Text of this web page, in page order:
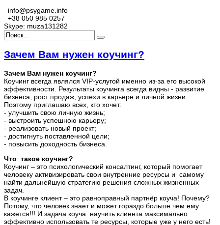
info@psygame.info
+38 050 985 0257
Skype: muza131282
Зачем Вам нужен коучинг?
Зачем Вам нужен коучинг?
Коучинг всегда являлся VIP-услугой именно из-за его высокой
эффективности. Результаты коучинга всегда видны - развитие
бизнеса, рост продаж, успехи в карьере и личной жизни.
Поэтому приглашаю всех, кто хочет:
- улучшить свою личную жизнь;
- выстроить успешною карьеру;
- реализовать новый проект;
- достигнуть поставленной цели;
- повысить доходность бизнеса.
Что такое коучинг?
Коучинг – это психологический консалтинг, который помогает
человеку активизировать свои внутренние ресурсы и самому
найти дальнейшую стратегию решения сложных жизненных
задач.
В коучинге клиент – это равноправный партнёр коуча! Почему?
Потому, что человек знает и может гораздо больше чем ему
кажется!!! И задача коуча научить клиента максимально
эффективно использовать те ресурсы, которые уже у него есть!